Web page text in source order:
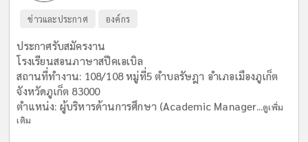
ข่าวและประกาศ องค์กร
ประกาศรับสมัครงาน
โรงเรียนสอนภาษาสปีคเอเบิล
สถานที่ทำงาน: 108/108 หมู่ที่5 ตำบลรัษฎา อำเภอเมืองภูเก็ต
จังหวัดภูเก็ต 83000
ตำแหน่ง: ผู้บริหารด้านการศึกษา (Academic Manager...ดูเพิ่ม
เติม